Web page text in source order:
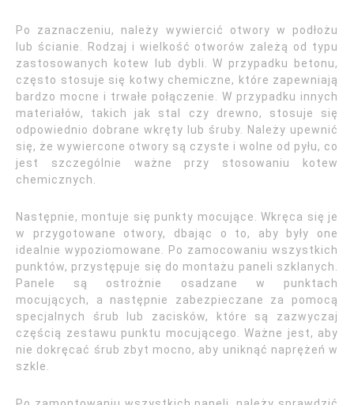
Po zaznaczeniu, należy wywiercić otwory w podłożu
lub ścianie. Rodzaj i wielkość otworów zależą od typu
zastosowanych kotew lub dybli. W przypadku betonu,
często stosuje się kotwy chemiczne, które zapewniają
bardzo mocne i trwałe połączenie. W przypadku innych
materiałów, takich jak stal czy drewno, stosuje się
odpowiednio dobrane wkręty lub śruby. Należy upewnić
się, że wywiercone otwory są czyste i wolne od pyłu, co
jest szczególnie ważne przy stosowaniu kotew
chemicznych.
Następnie, montuje się punkty mocujące. Wkręca się je
w przygotowane otwory, dbając o to, aby były one
idealnie wypoziomowane. Po zamocowaniu wszystkich
punktów, przystępuje się do montażu paneli szklanych.
Panele są ostrożnie osadzane w punktach
mocujących, a następnie zabezpieczane za pomocą
specjalnych śrub lub zacisków, które są zazwyczaj
częścią zestawu punktu mocującego. Ważne jest, aby
nie dokręcać śrub zbyt mocno, aby uniknąć naprężeń w
szkle.